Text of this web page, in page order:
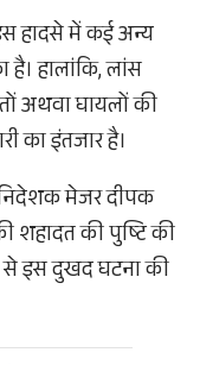
हादसे में कई अन्य
हालांकि, लांस
अथवा घायलों की
का इंतजार है।
मेजर दीपक
शहादत की पुष्टि की
से इस दुखद घटना की